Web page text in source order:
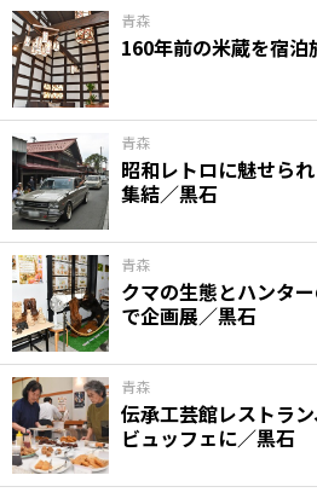
青森
160年前の米蔵を宿泊
青森
昭和レトロに魅せら
集結／黒石
青森
クマの生態とハンタ
で企画展／黒石
青森
伝承工芸館レストラ
ビュッフェに／黒石